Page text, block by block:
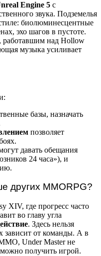
Engine 5 с
звука. Подземелья
биолюминесцентные
эхо шагов в пустоте.
работавшим над Hollow
музыка усиливает
базы, назначать
позволяет
давать обещания
24 часа»), и
других MMORPG?
XIV, где прогресс часто
во главу угла
. Здесь нельзя
зависит от команды. А в
Under Master не
получить игрой.